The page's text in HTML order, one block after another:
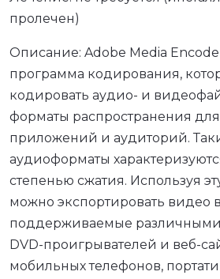
пролечен)
Описание: Adobe Media
программа кодирования,
кодировать аудио- и
форматы распространения
приложений и аудиторий.
аудиоформаты
степенью сжатия. Используя
можно экспортировать видео
поддерживаемые различными
DVD-проигрывателей и веб-
мобильных телефонов,